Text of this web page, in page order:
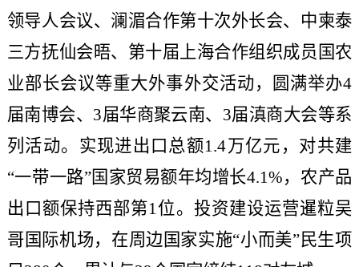
领导人会议、澜湄合作第十次外长会、中柬泰
三方抚仙会晤、第十届上海合作组织成员国农
业部长会议等重大外事外交活动，圆满举办4
届南博会、3届华商聚云南、3届滇商大会等系
列活动。实现进出口总额1.4万亿元，对共建
“一带一路”国家贸易额年均增长4.1%，农产品
出口额保持西部第1位。投资建设运营暹粒吴
哥国际机场，在周边国家实施“小而美”民生项